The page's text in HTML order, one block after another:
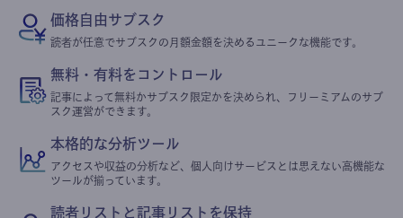
価格自由サブスク
読者が任意でサブスクの月額金額を決めるユニークな機能です。
無料・有料をコントロール
記事によって無料かサブスク限定かを決められ、フリーミアムのサブ
スク運営ができます。
本格的な分析ツール
アクセスや収益の分析など、個人向けサービスとは思えない高機能な
ツールが揃っています。
読者リストと記事リストを保持